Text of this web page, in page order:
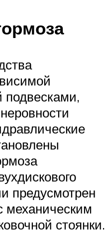
подвесками,
предусмотрен
механическим
стоянки.